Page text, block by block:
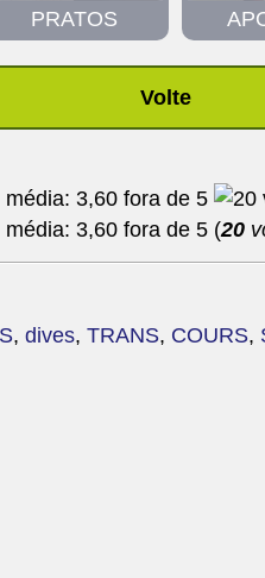
PRATOS
Volte
(20
, dives, TRANS, COURS,